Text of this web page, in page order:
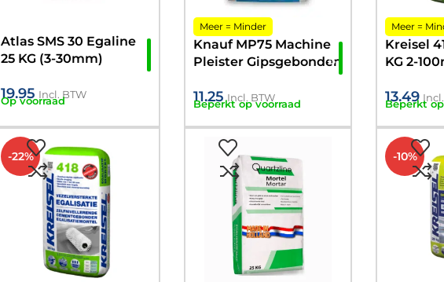
Atlas SMS 30 Egaline
25 KG (3-30mm)
19.95 Incl. BTW
Op voorraad
Meer = Minder
Knauf MP75 Machine
Pleister Gipsgebonden
11.25 Incl. BTW
Beperkt op voorraad
Meer =
Kreisel
KG 2-
13.49
Beperkt
-22% -10%